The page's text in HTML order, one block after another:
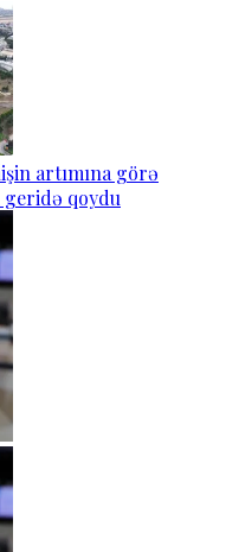
artımına görə
geridə qoydu